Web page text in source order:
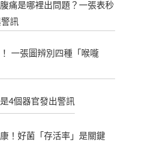
痛是哪裡出問題？一張表秒
訊
一張圖辨別四種「喉嚨
4個器官發出警訊
！好菌「存活率」是關鍵